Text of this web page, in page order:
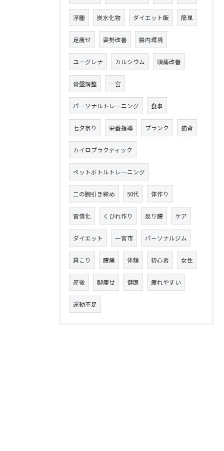
浮腫 炭水化物 ダイエット飯 簡単
足痩せ 姿勢改善 腸内環境
ユーグレナ カルシウム 頭痛改善
骨盤調整 一宮
パーソナルトレーニング 食事
七夕祭り 栄養指導 プランク 猫背
カイロプラクティック
ペットボトルトレーニング
二の腕引き締め 50代 体作り
習慣化 くびれ作り 反り腰 ケア
ダイエット 一宮市 パーソナルジム
肩こり 腰痛 体験 初心者 女性
産後 脚痩せ 健康 疲れやすい
運動不足